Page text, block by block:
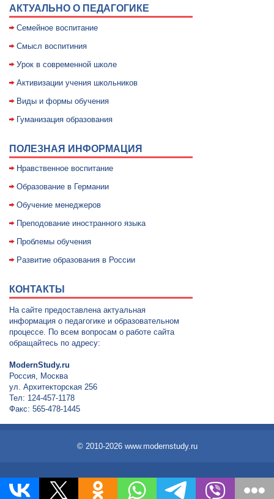
АКТУАЛЬНО О ПЕДАГОГИКЕ
Семейное воспитание
Смысл воспитиния
Уpок в совpеменной школе
Активизации учения школьников
Виды и формы обучения
Гуманизация образования
ПОЛЕЗНАЯ ИНФОРМАЦИЯ
Нравственное воспитание
Образование в Германии
Обучение менеджеров
Преподование иностранного языка
Проблемы обучения
Развитие образования в России
КОНТАКТЫ
На сайте предоставлена актуальная
информация о педагогике и образовательном
процессе. По всем вопросам о работе сайта
обращайтесь по адресу:
ModernStudy.ru
Россия, Москва
ул. Архитекторская 256
Тел: 124-457-1178
Факс: 565-478-1445
© 2010-2026 www.modernstudy.ru